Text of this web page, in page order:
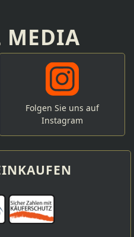
MEDIA
Folgen Sie uns auf
Instagram